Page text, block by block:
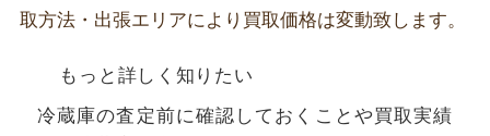
取方法・出張エリアにより買取価格は変動致します。
もっと詳しく知りたい
冷蔵庫の査定前に確認しておくことや買取実績